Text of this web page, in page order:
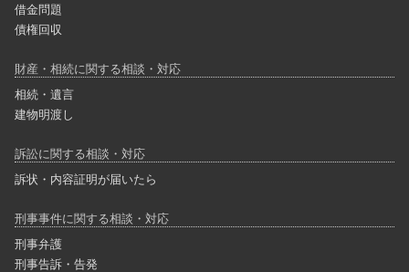
借金問題
債権回収
財産・相続に関する相談・対応
相続・遺言
建物明渡し
訴訟に関する相談・対応
訴状・内容証明が届いたら
刑事事件に関する相談・対応
刑事弁護
刑事告訴・告発